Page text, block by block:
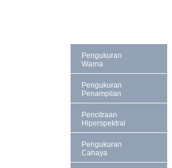
Pengukuran
Warna
Pengukuran
Penampilan
Pencitraan
Hiperspektral
Pengukuran
Cahaya